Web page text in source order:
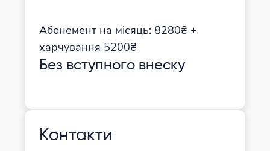
Абонемент на місяць: 8280₴ +
харчування 5200₴
Без вступного внеску
Контакти